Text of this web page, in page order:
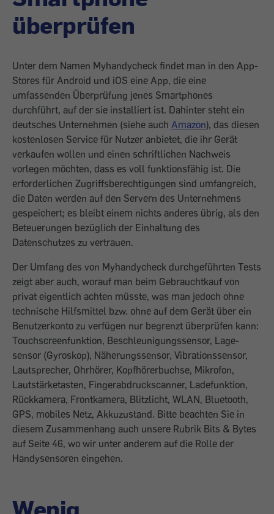
überprüfen
Unter dem Namen Myhandycheck findet man in den App-
Stores für Android und iOS eine App, die eine
umfassenden Überprüfung jenes Smartphones
durchführt, auf der sie installiert ist. Dahinter steht ein
deutsches Unternehmen (siehe auch Amazon), das diesen
kostenlosen Service für Nutzer anbietet, die ihr Gerät
verkaufen wollen und einen schriftlichen Nachweis
vorlegen möchten, dass es voll funktionsfähig ist. Die
erforderlichen Zugriffs­berechtigungen sind umfangreich,
die Daten werden auf den Servern des Unternehmens
gespeichert; es bleibt einem nichts anderes übrig, als den
Beteuerungen bezüglich der Einhaltung des
Datenschutzes zu vertrauen.
Der Umfang des von Myhandycheck durchgeführten Tests
zeigt aber auch, worauf man beim Gebrauchtkauf von
privat eigentlich achten müsste, was man jedoch ohne
technische Hilfsmittel bzw. ohne auf dem Gerät über ein
Benutzerkonto zu ver­fügen nur begrenzt überprüfen kann:
Touchscreenfunktion, Beschleunigungssensor, Lage­
sensor (Gyroskop), Näherungssensor, Vibrationssensor,
Lautsprecher, Ohrhörer, Kopf­hörerbuchse, Mikrofon,
Lautstärketasten, Fingerabdruckscanner, Ladefunktion,
Rückkamera, Frontkamera, Blitzlicht, WLAN, Bluetooth,
GPS, mobiles Netz, Akkuzustand. Bitte beachten Sie in
diesem Zusammenhang auch unsere Rubrik Bits & Bytes
auf Seite 46, wo wir unter anderem auf die Rolle der
Handysensoren eingehen.